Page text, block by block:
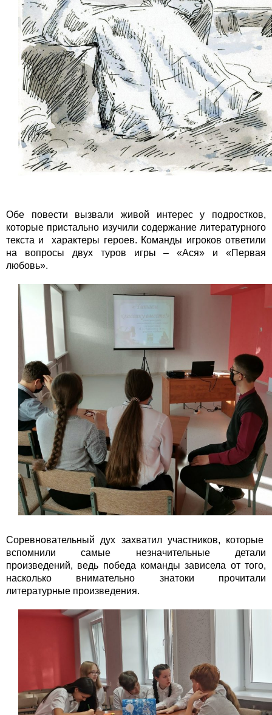
Обе повести вызвали живой интерес у подростков,
которые пристально изучили содержание литературного
текста и характеры героев. Команды игроков ответили
на вопросы двух туров игры – «Ася» и «Первая
любовь».
Соревновательный дух захватил участников, которые
вспомнили самые незначительные детали
произведений, ведь победа команды зависела от того,
насколько внимательно знатоки прочитали
литературные произведения.